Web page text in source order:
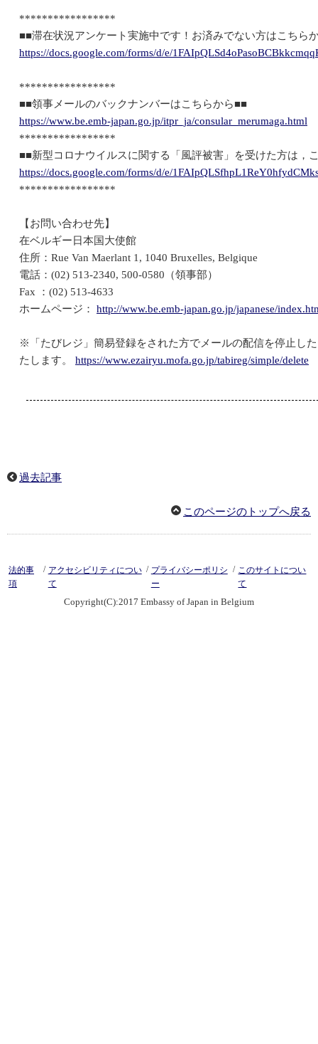
*****************
■■滞在状況アンケート実施中です！お済みでない方はこちら
https://docs.google.com/forms/d/e/
*****************
■■領事メールのバックナンバーはこちらから■■
https://www.be.emb-japan.go.jp/itpr_ja/consular_merumaga.html
*****************
■■新型コロナウイルスに関する「風評被害」を受けた方は，
https://docs.google.com/forms/d/e/
*****************
【お問い合わせ先】
在ベルギー日本国大使館
住所：Rue Van Maerlant 1, 1040 Bruxelles, Belgique
電話：(02) 513-2340, 500-0580（領事部）
Fax ：(02) 513-4633
ホームページ： http://www.be.emb-japan.go.jp/japanese/
※「たびレジ」簡易登録をされた方でメールの配信を停止し
たします。 https://www.ezairyu.mofa.go.jp/tabireg/simple/delete
過去記事
このページのトップへ戻る
法的事
項
/ アクセシビリティについ
て
/ プライバシーポリシ
ー
/ このサイトについ
て
Copyright(C):2017 Embassy of Japan in Belgium